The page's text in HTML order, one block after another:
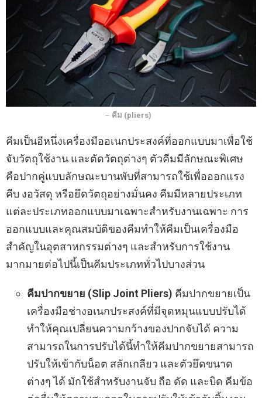
– คีม (pliers)
คีมเป็นอีหนึ่งเครื่องมืออเนกประสงค์ที่ออกแบบมาเพื่อใช้
จับวัตถุใช้งาน และตัดวัตถุต่างๆ ตัวคีมมีลักษณะพิเศษ
คือปากคู่แบบลักษณะบานพับที่สามารถใช้เพื่อออกแรง
คีบ งอวัสดุ หรือยึดวัตถุอย่างมั่นคง คีมมีหลายประเภท
แต่ละประเภทออกแบบมาเฉพาะสำหรับงานเฉพาะ การ
ออกแบบและคุณสมบัติของคีมทำให้คีมเป็นเครื่องมือ
สำคัญในอุตสาหกรรมต่างๆ และสำหรับการใช้งาน
มากมายต่อไปนี้เป็นคีมประเภททั่วไปบางส่วน
คีมปากขยาย (Slip Joint Pliers) คีมปากขยายเป็น
เครื่องมือช่างอเนกประสงค์ที่มีจุดหมุนแบบปรับได้
ทำให้คุณเปลี่ยนความกว้างของปากจับได้ ความ
สามารถในการปรับได้นี้ทำให้คีมปากขยายสามารถ
ปรับให้เข้ากับน็อต สลักเกลียว และตัวยึดขนาด
ต่างๆ ได้ มักใช้สำหรับงานจับ ถือ ดัด และบิด คีมข้อ